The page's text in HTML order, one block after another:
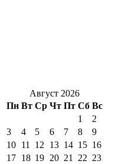
Август 2026
Пн Вт Ср Чт Пт Сб Вс
1
2
3
4 5 6 7 8
9
10 11 12 13 14 15 16
17 18 19 20 21 22 23